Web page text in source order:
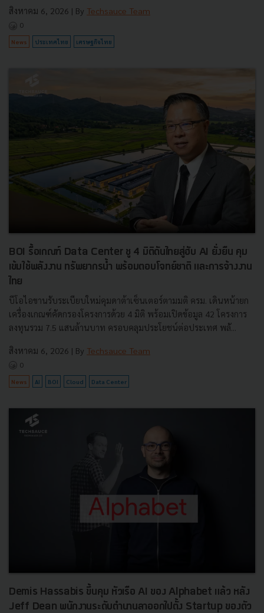
สิงหาคม 6, 2026 | By Techsauce Team
0
News ประเทศไทย เศรษฐกิจไทย
BOI รื้อเกณฑ์ Data Center ชู 4 มิติดันไทยสู่ฮับ AI ยั่งยืน คุม
เข้มใช้พลังงาน ทรัพยากรน้ำ พร้อมตอบโจทย์ชาติ และการจ้างงาน
ไทย
บีโอไอขานรับระเบียบใหม่คุมดาต้าเซ็นเตอร์ตามมติ ครม. เดินหน้ายก
เครื่องเกณฑ์คัดกรองโครงการด้วย 4 มิติ พร้อมเปิดข้อมูล 42 โครงการ
ลงทุนรวม 7.5 แสนล้านบาท ครอบคลุมประโยชน์ต่อประเทศ พลั...
สิงหาคม 6, 2026 | By Techsauce Team
0
News AI BOI Cloud Data Center
Demis Hassabis ขึ้นคุม หัวเรือ AI ของ Alphabet แล้ว หลัง
Jeff Dean พนักงานระดับตำนานลาออกไปตั้ง Startup ของตัว